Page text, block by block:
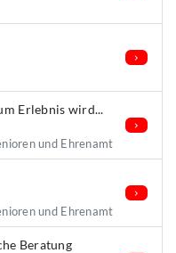
Erlebnis wird...
und Ehrenamt
und Ehrenamt
Beratung